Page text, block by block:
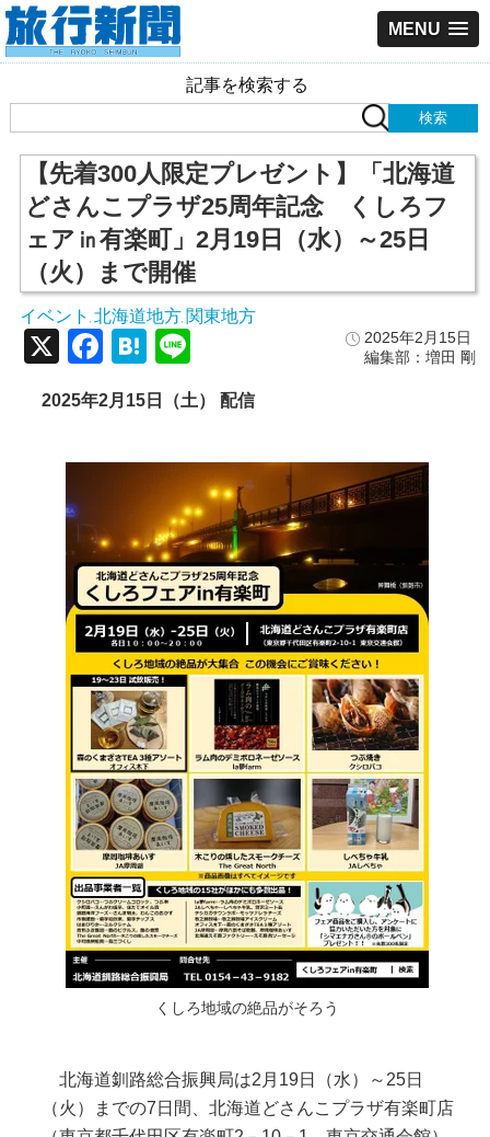
MENU
記事を検索する
【先着300人限定プレゼント】「北海道
どさんこプラザ25周年記念 くしろフ
ェア㏌有楽町」2月19日（水）～25日
（火）まで開催
イベント 北海道地方 関東地方
2025年2月15日
編集部：増田 剛
X Facebook
Hatena
2025年2月15日（土） 配信
くしろ地域の絶品がそろう
北海道釧路総合振興局は2月19日（水）～25日
（火）までの7日間、北海道どさんこプラザ有楽町店